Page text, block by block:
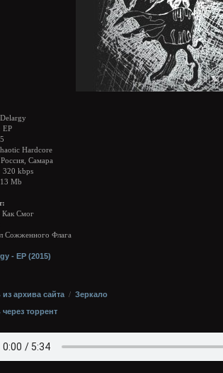
Delargy
EP
Hardcore
Россия, Самара
320 kbps
13 Mb
Как Смог
Сожженного Флага
из архива сайта / Зеркало
через торрент